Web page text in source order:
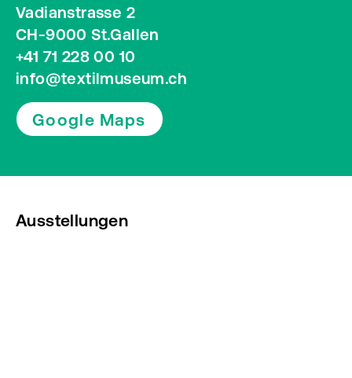
Vadianstrasse 2
CH-9000 St.Gallen
+41 71 228 00 10
info@textilmuseum.ch
Google Maps
Ausstellungen